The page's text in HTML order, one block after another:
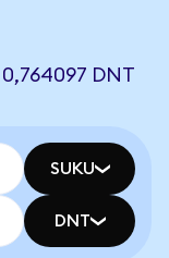
0,764097 DNT
SUKU
DNT